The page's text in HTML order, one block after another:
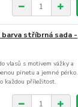
barva stříbrná sada -
vlasů s motivem vážky a
pinetu a jemné pérko.
každou příležitost.